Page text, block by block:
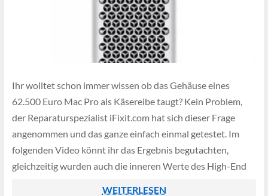
Ihr wolltet schon immer wissen ob das Gehäuse eines
62.500 Euro Mac Pro als Käsereibe taugt? Kein Problem,
der Reparaturspezialist iFixit.com hat sich dieser Frage
angenommen und das ganze einfach einmal getestet. Im
folgenden Video könnt ihr das Ergebnis begutachten,
gleichzeitig wurden auch die inneren Werte des High-End
WEITERLESEN